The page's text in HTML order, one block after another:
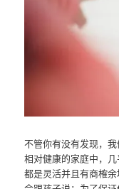
不管你有没有发现，
相对健康的家庭中，
都是灵活并且有商榷